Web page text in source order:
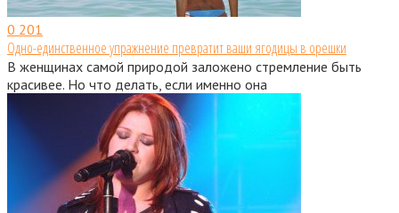
0 201
Одно-единственное упражнение превратит ваши ягодицы в орешки
В женщинах самой природой заложено стремление быть
красивее. Но что делать, если именно она